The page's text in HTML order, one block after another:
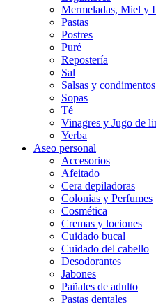
Mermeladas, Miel y
Pastas
Postres
Puré
Repostería
Sal
Salsas y condimentos
Sopas
Té
Vinagres y Jugo de
Yerba
Aseo personal
Accesorios
Afeitado
Cera depiladoras
Colonias y Perfumes
Cosmética
Cremas y lociones
Cuidado bucal
Cuidado del cabello
Desodorantes
Jabones
Pañales de adulto
Pastas dentales